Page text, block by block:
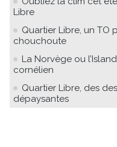
Libre
Quartier Libre, un TO
chouchoute
La Norvège ou
cornélien
Quartier Libre, des
dépaysantes